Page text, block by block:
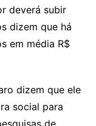
deverá subir
dizem que há
em média R$
dizem que ele
social para